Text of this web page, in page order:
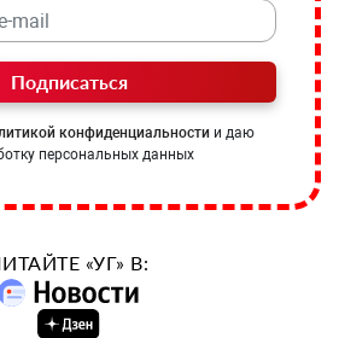
Подписаться
конфиденциальности и даю
персональных данных
«УГ» В: